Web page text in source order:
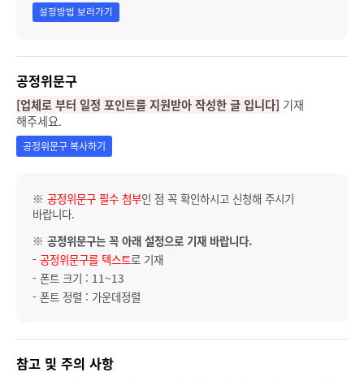
설정방법 보러가기
공정위문구
[업체로 부터 일정 포인트를 지원받아 작성한 글 입니다] 기재
해주세요.
공정위문구 복사하기
※ 공정위문구 필수 첨부인 점 꼭 확인하시고 신청해 주시기
바랍니다.
※ 공정위문구는 꼭 아래 설정으로 기재 바랍니다.
- 공정위문구를 텍스트로 기재
- 폰트 크기 : 11~13
- 폰트 정렬 : 가운데정렬
참고 및 주의 사항